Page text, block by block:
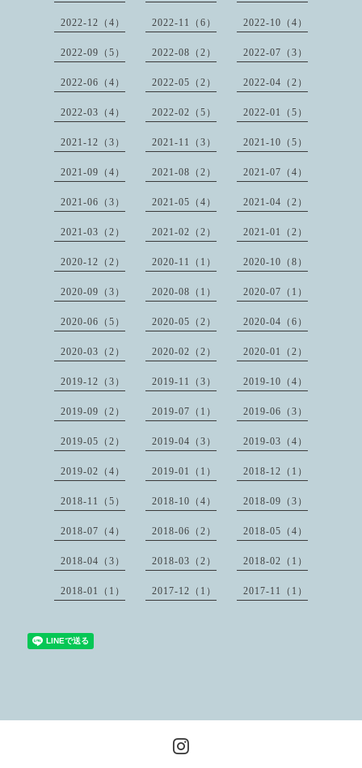
2022-12（4） 2022-11（6） 2022-10（4）
2022-09（5） 2022-08（2） 2022-07（3）
2022-06（4） 2022-05（2） 2022-04（2）
2022-03（4） 2022-02（5） 2022-01（5）
2021-12（3） 2021-11（3） 2021-10（5）
2021-09（4） 2021-08（2） 2021-07（4）
2021-06（3） 2021-05（4） 2021-04（2）
2021-03（2） 2021-02（2） 2021-01（2）
2020-12（2） 2020-11（1） 2020-10（8）
2020-09（3） 2020-08（1） 2020-07（1）
2020-06（5） 2020-05（2） 2020-04（6）
2020-03（2） 2020-02（2） 2020-01（2）
2019-12（3） 2019-11（3） 2019-10（4）
2019-09（2） 2019-07（1） 2019-06（3）
2019-05（2） 2019-04（3） 2019-03（4）
2019-02（4） 2019-01（1） 2018-12（1）
2018-11（5） 2018-10（4） 2018-09（3）
2018-07（4） 2018-06（2） 2018-05（4）
2018-04（3） 2018-03（2） 2018-02（1）
2018-01（1） 2017-12（1） 2017-11（1）